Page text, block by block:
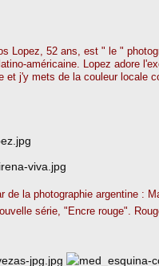
Lopez, 52 ans, est " le "
américaine. Lopez adore
et j'y mets de la couleur locale
de la photographie argentine :
série, "Encre rouge".